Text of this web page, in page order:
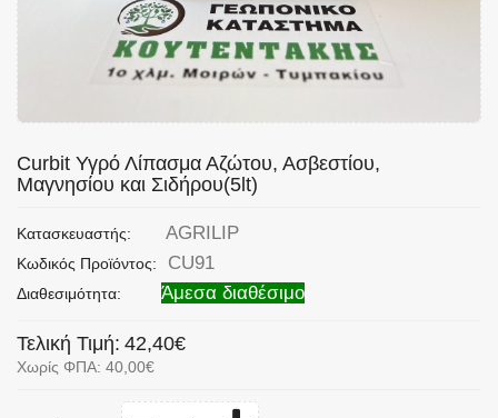
Curbit Υγρό Λίπασμα Αζώτου, Ασβεστίου,
Μαγνησίου και Σιδήρου(5lt)
Κατασκευαστής: AGRILIP
Κωδικός Προϊόντος: CU91
Διαθεσιμότητα: Άμεσα διαθέσιμο
Τελική Τιμή: 42,40€
Χωρίς ΦΠΑ: 40,00€